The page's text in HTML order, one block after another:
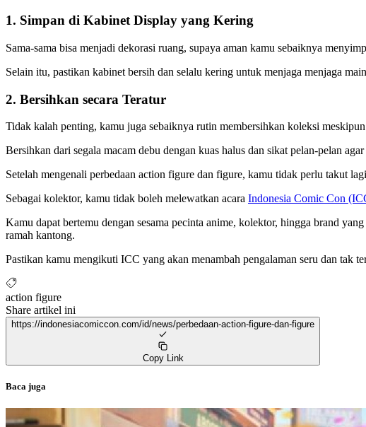
1. Simpan di Kabinet Display yang Kering
Sama-sama bisa menjadi dekorasi ruang, supaya aman kamu sebaiknya
Selain itu, pastikan kabinet bersih dan selalu kering untuk menjaga menjaga
2. Bersihkan secara Teratur
Tidak kalah penting, kamu juga sebaiknya rutin membersihkan koleksi
Bersihkan dari segala macam debu dengan kuas halus dan sikat pelan-pelan
Setelah mengenali perbedaan action figure dan figure, kamu tidak perlu takut
Sebagai kolektor, kamu tidak boleh melewatkan acara Indonesia Comic Con
Kamu dapat bertemu dengan sesama pecinta anime, kolektor, hingga brand
ramah kantong.
Pastikan kamu mengikuti ICC yang akan menambah pengalaman seru dan tak
action figure
Share artikel ini
https://indonesiacomiccon.com/id/news/perbedaan-action-figure-dan-figure
Copy Link
Baca juga